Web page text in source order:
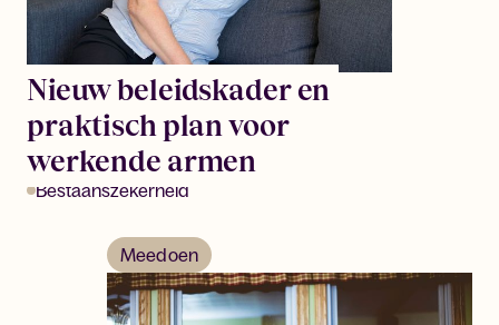
Nieuw beleidskader en
praktisch plan voor
werkende armen
Bestaanszekerheid
Meedoen